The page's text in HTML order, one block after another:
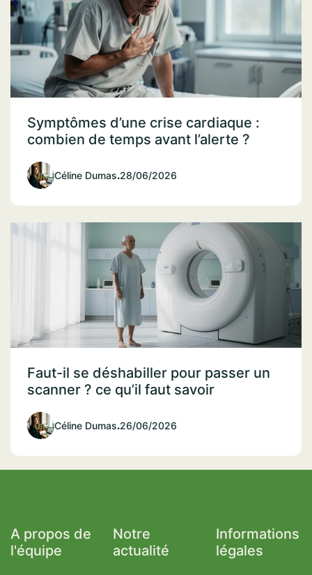
Symptômes d’une crise cardiaque :
combien de temps avant l’alerte ?
Céline Dumas.28/06/2026
Faut-il se déshabiller pour passer un
scanner ? ce qu’il faut savoir
Céline Dumas.26/06/2026
A propos de
l'équipe
Notre
actualité
Informations
légales